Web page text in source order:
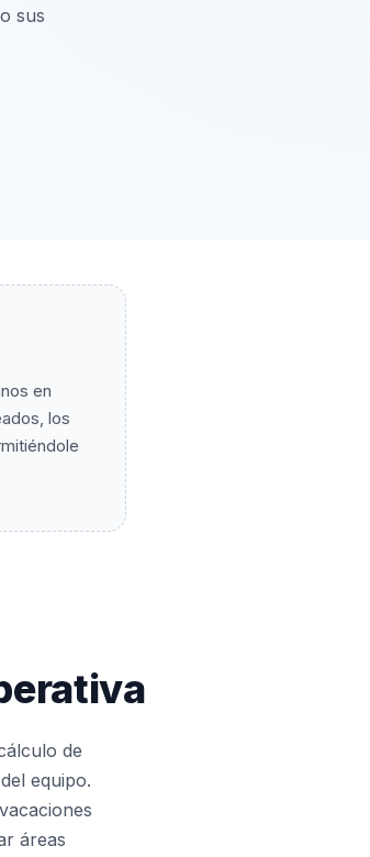
sus
en
los
de
equipo.
áreas